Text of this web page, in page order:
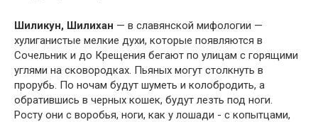
Шиликун, Шилихан — в славянской мифологии —
хулиганистые мелкие духи, которые появляются в
Сочельник и до Крещения бегают по улицам с горящими
углями на сковородках. Пьяных могут столкнуть в
прорубь. По ночам будут шуметь и колобродить, а
обратившись в черных кошек, будут лезть под ноги.
Росту они с воробья, ноги, как у лошади - с копытцами,